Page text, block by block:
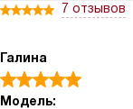
7 отзывов
Галина
Модель: